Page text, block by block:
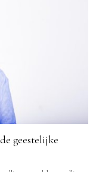
geestelijke